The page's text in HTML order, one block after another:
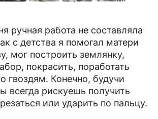
ручная работа не составляла
с детства я помогал матери
мог построить землянку,
покрасить, поработать
гвоздям. Конечно, будучи
всегда рискуешь получить
или ударить по пальцу.